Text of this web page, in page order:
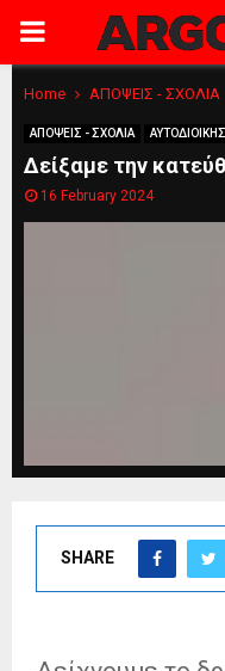
PRIMARY
MENU
Home ΑΠΟΨΕΙΣ - ΣΧΟΛΙΑ
ΑΠΟΨΕΙΣ - ΣΧΟΛΙΑ
Δείξαμε την
16 February 2024
SHARE